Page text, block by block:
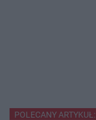
POLECANY ARTYKUŁ: